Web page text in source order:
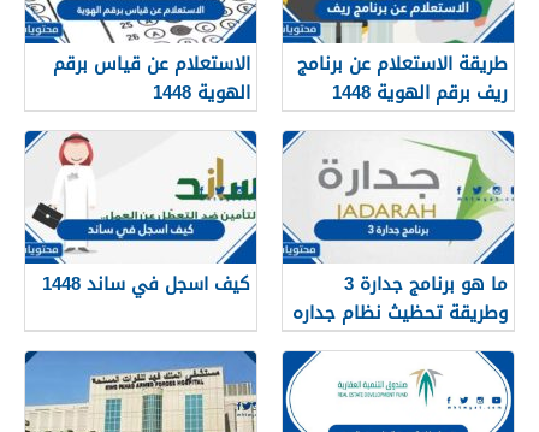
طريقة الاستعلام عن برنامج
ريف برقم الهوية 1448
الاستعلام عن قياس برقم
الهوية 1448
services.qiyas.sa
ما هو برنامج جدارة 3
وطريقة تحظيث نظام جداره
1448
كيف اسجل في ساند 1448